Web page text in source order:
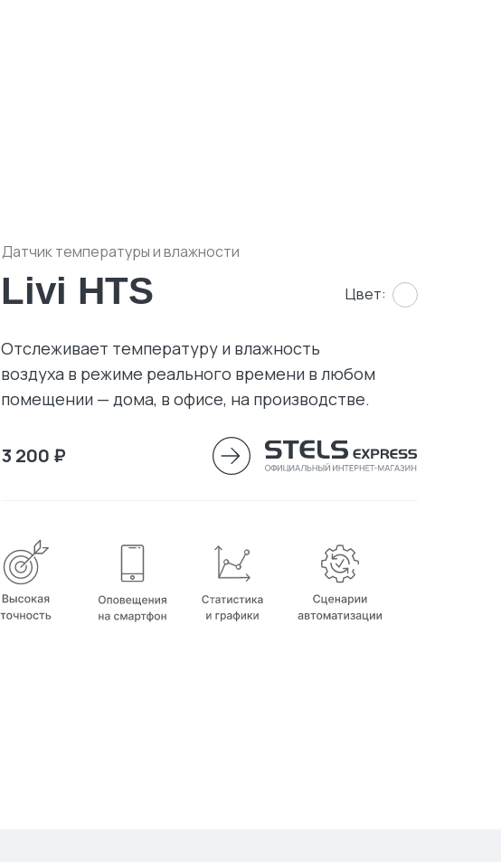
Livi HTS
Отслеживает температуру и влажность
воздуха в режиме реального времени в любом
помещении — дома, в офисе, на производстве.
Датчик температуры и влажности
3 200 ₽
Цвет: